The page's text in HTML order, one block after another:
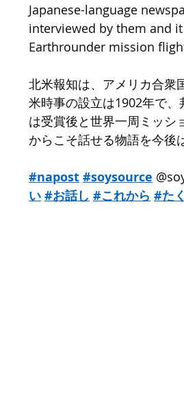
Japanese-language
interviewed by them and
Earthrounder mission
北米報知は、アメリカ合衆
米時事の設立は1902年で
は受賞後と世界一周ミッシ
からこそ話せる物語を今後
#napost #soysource
い #お話し #これから #た